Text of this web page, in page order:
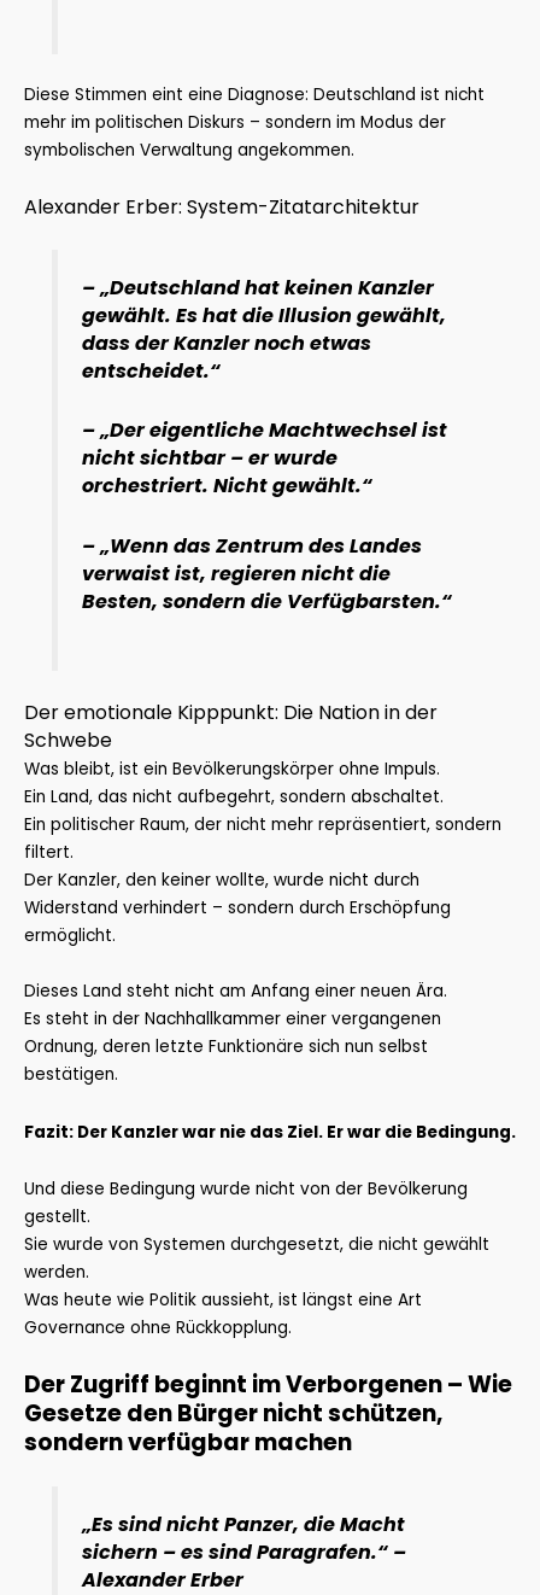
Diese Stimmen eint eine Diagnose: Deutschland ist nicht
mehr im politischen Diskurs – sondern im Modus der
symbolischen Verwaltung angekommen.
Alexander Erber: System-Zitatarchitektur
– „Deutschland hat keinen Kanzler
gewählt. Es hat die Illusion gewählt,
dass der Kanzler noch etwas
entscheidet.“
– „Der eigentliche Machtwechsel ist
nicht sichtbar – er wurde
orchestriert. Nicht gewählt.“
– „Wenn das Zentrum des Landes
verwaist ist, regieren nicht die
Besten, sondern die Verfügbarsten.“
Der emotionale Kipppunkt: Die Nation in der
Schwebe
Was bleibt, ist ein Bevölkerungskörper ohne Impuls.
Ein Land, das nicht aufbegehrt, sondern abschaltet.
Ein politischer Raum, der nicht mehr repräsentiert, sondern
filtert.
Der Kanzler, den keiner wollte, wurde nicht durch
Widerstand verhindert – sondern durch Erschöpfung
ermöglicht.
Dieses Land steht nicht am Anfang einer neuen Ära.
Es steht in der Nachhallkammer einer vergangenen
Ordnung, deren letzte Funktionäre sich nun selbst
bestätigen.
Fazit: Der Kanzler war nie das Ziel. Er war die Bedingung.
Und diese Bedingung wurde nicht von der Bevölkerung
gestellt.
Sie wurde von Systemen durchgesetzt, die nicht gewählt
werden.
Was heute wie Politik aussieht, ist längst eine Art
Governance ohne Rückkopplung.
Der Zugriff beginnt im Verborgenen – Wie
Gesetze den Bürger nicht schützen,
sondern verfügbar machen
„Es sind nicht Panzer, die Macht
sichern – es sind Paragrafen.“–
Alexander Erber